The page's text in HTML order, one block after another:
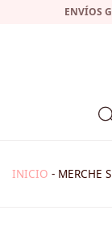
ENVÍOS
INICIO - MERCHE